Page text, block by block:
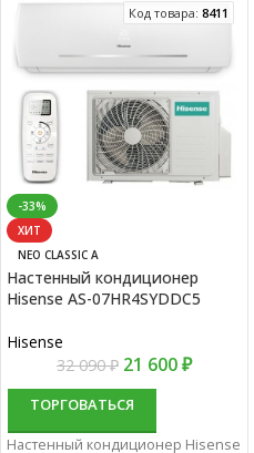
Код товара: 8411
-33%
ХИТ
NEO CLASSIC A
Настенный кондиционер
Hisense AS-07HR4SYDDC5
Hisense
32 090₽ 21 600₽
ТОРГОВАТЬСЯ
Настенный кондиционер Hisense